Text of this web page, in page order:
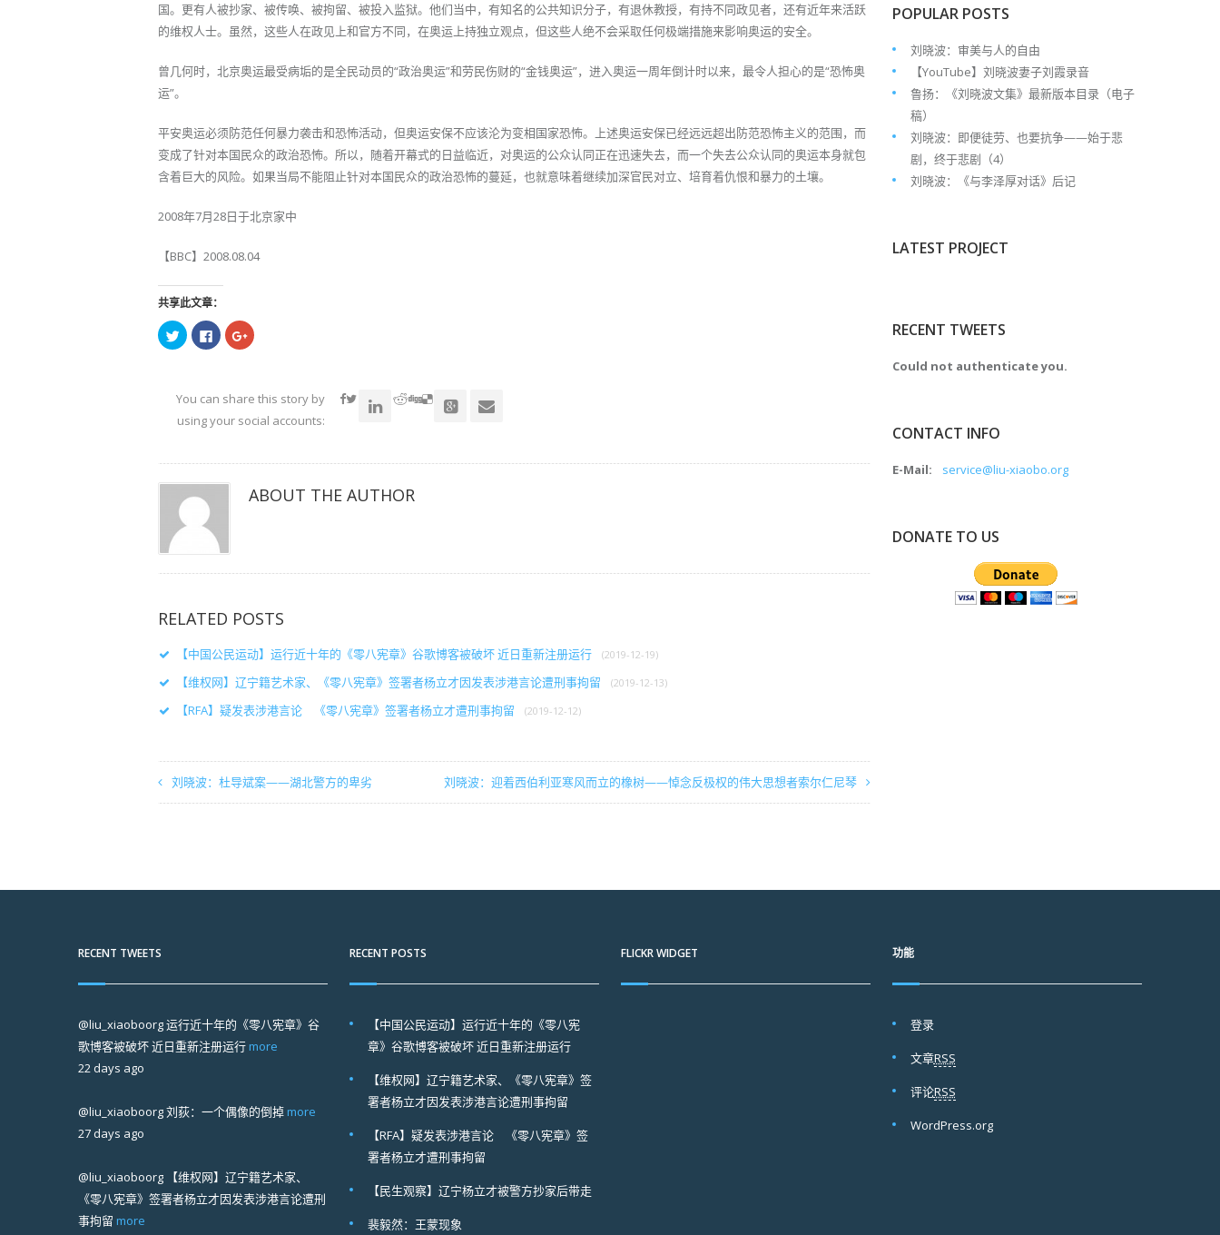
国。更有人被抄家、被传唤、被拘留、被投入监狱。他们当中，有知名的公共知识分子，有退休教授，有持不同政见者，还有近年来活跃
的维权人士。虽然，这些人在政见上和官方不同，在奥运上持独立观点，但这些人绝不会采取任何极端措施来影响奥运的安全。
曾几何时，北京奥运最受病垢的是全民动员的“政治奥运”和劳民伤财的“金钱奥运”，进入奥运一周年倒计时以来，最令人担心的是“恐怖奥
运”。
平安奥运必须防范任何暴力袭击和恐怖活动，但奥运安保不应该沦为变相国家恐怖。上述奥运安保已经远远超出防范恐怖主义的范围，而
变成了针对本国民众的政治恐怖。所以，随着开幕式的日益临近，对奥运的公众认同正在迅速失去，而一个失去公众认同的奥运本身就包
含着巨大的风险。如果当局不能阻止针对本国民众的政治恐怖的蔓延，也就意味着继续加深官民对立、培育着仇恨和暴力的土壤。
2008年7月28日于北京家中
【BBC】2008.08.04
共享此文章：
点
击
共
享
（在
新
中
开）
点
击
共
享
（在
新
中
开）
点
击
共
享
（在
新
中
You can share this story by
using your social accounts:
ABOUT THE AUTHOR
RELATED POSTS
【中国公民运动】运行近十年的《零八宪章》谷歌博客被破坏 近日重新注册运行 (2019-12-19)
【维权网】辽宁籍艺术家、《零八宪章》签署者杨立才因发表涉港言论遭刑事拘留 (2019-12-13)
【RFA】疑发表涉港言论 《零八宪章》签署者杨立才遭刑事拘留 (2019-12-12)
刘晓波：杜导斌案——湖北警方的卑劣 刘晓波：迎着西伯利亚寒风而立的橡树——悼念反极权的伟大思想者索尔仁尼琴
POPULAR POSTS
刘晓波：审美与人的自由
【YouTube】刘晓波妻子刘霞录音
鲁扬：《刘晓波文集》最新版本目录（电子
稿）
刘晓波：即便徒劳、也要抗争——始于悲
剧，终于悲剧（4）
刘晓波：《与李泽厚对话》后记
LATEST PROJECT
RECENT TWEETS
Could not authenticate you.
CONTACT INFO
E-Mail: service@liu-xiaobo.org
DONATE TO US
RECENT TWEETS
@liu_xiaoboorg运行近十年的《零八宪章》谷
歌博客被破坏 近日重新注册运行 more
22 days ago
@liu_xiaoboorg刘荻：一个偶像的倒掉 more
27 days ago
@liu_xiaoboorg 【维权网】辽宁籍艺术家、
《零八宪章》签署者杨立才因发表涉港言论遭刑
事拘留 more
RECENT POSTS
【中国公民运动】运行近十年的《零八宪
章》谷歌博客被破坏 近日重新注册运行
【维权网】辽宁籍艺术家、《零八宪章》签
署者杨立才因发表涉港言论遭刑事拘留
【RFA】疑发表涉港言论 《零八宪章》签
署者杨立才遭刑事拘留
【民生观察】辽宁杨立才被警方抄家后带走
裴毅然：王蒙现象
FLICKR WIDGET 功能
登录
文章RSS
评论RSS
WordPress.org